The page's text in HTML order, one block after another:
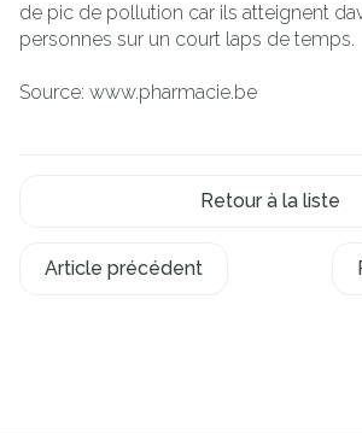
de pic de pollution car ils atteignent
personnes sur un court laps de temps.
Source: www.pharmacie.be
Retour à la liste
Article précédent